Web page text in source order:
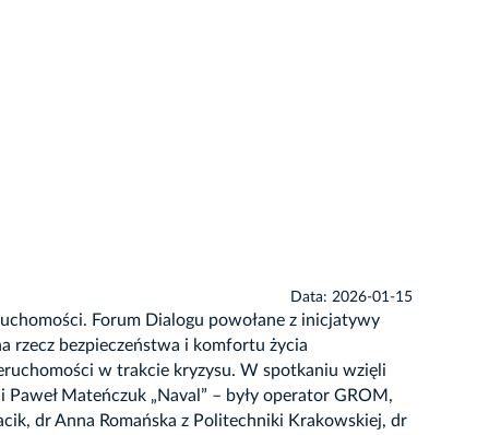
Data: 2026-01-15
Forum Dialogu powołane z inicjatywy
rzecz bezpieczeństwa i komfortu życia
w trakcie kryzysu. W spotkaniu wzięli
Mateńczuk „Naval” – były operator GROM,
dr Anna Romańska z Politechniki Krakowskiej, dr